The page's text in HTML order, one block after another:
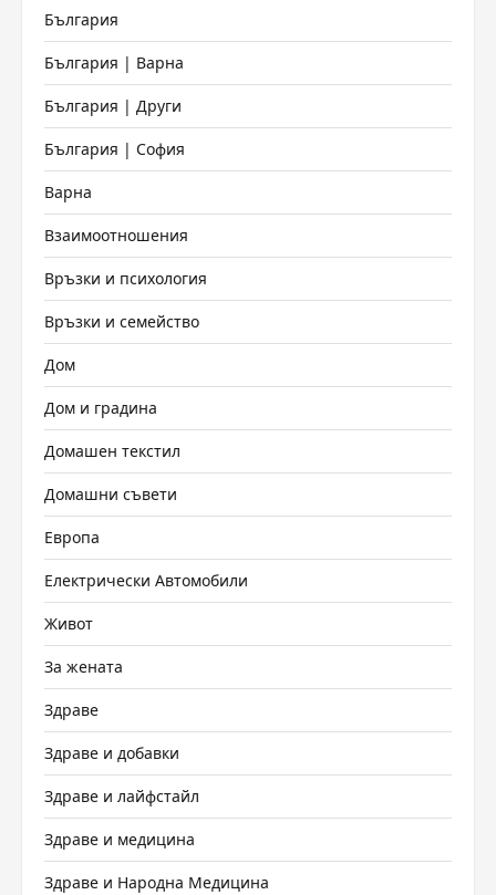
България
България | Варна
България | Други
България | София
Варна
Взаимоотношения
Връзки и психология
Връзки и семейство
Дом
Дом и градина
Домашен текстил
Домашни съвети
Европа
Електрически Автомобили
Живот
За жената
Здраве
Здраве и добавки
Здраве и лайфстайл
Здраве и медицина
Здраве и Народна Медицина